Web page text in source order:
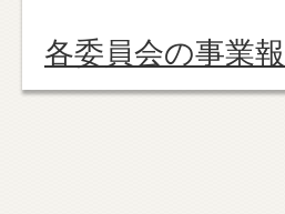
各委員会の事業